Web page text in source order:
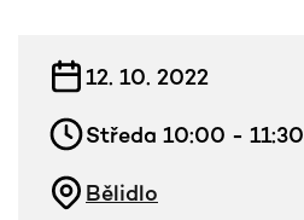
12. 10. 2022
Středa 10:00 - 11:30
Bělidlo